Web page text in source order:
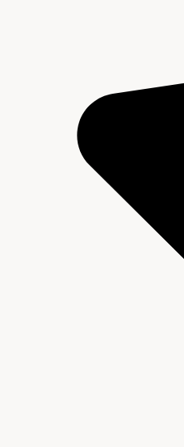
Archief van de